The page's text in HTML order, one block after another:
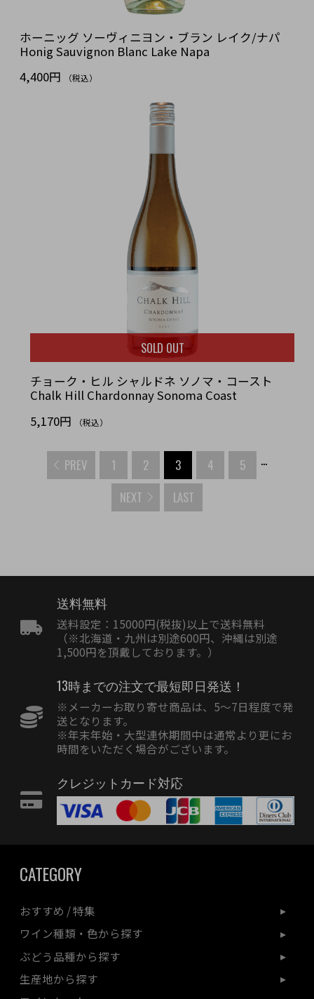
ホーニッグ ソーヴィニヨン・ブラン レイク/ナパ
Honig Sauvignon Blanc Lake Napa
4,400円
（税込）
SOLD OUT
チョーク・ヒル シャルドネ ソノマ・コースト
Chalk Hill Chardonnay Sonoma Coast
5,170円
（税込）
PREV 1 2 3 4 5 ...
NEXT LAST
送料無料
送料設定：15000円(税抜)以上で送料無料
（※北海道・九州は別途600円、沖縄は別途
1,500円を頂戴しております。）
13時までの注文で最短即日発送！
※メーカーお取り寄せ商品は、5〜7日程度で発
送となります。
※年末年始・大型連休期間中は通常より更にお
時間をいただく場合がございます。
クレジットカード対応
CATEGORY
おすすめ / 特集
ワイン種類・色から探す
ぶどう品種から探す
生産地から探す